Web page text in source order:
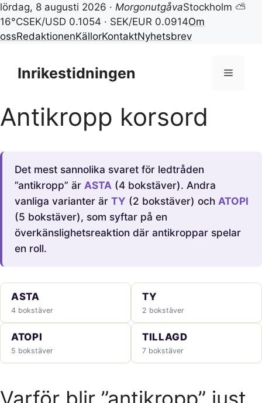
lördag, 8 augusti 2026 · MorgonutgåvaStockholm ⛅
16°CSEK/USD 0.1054 · SEK/EUR 0.0914Om
ossRedaktionenKällorKontaktNyhetsbrev
innehållInrikestidningen Meny
Antikropp korsord
Det mest sannolika svaret för ledtråden
”antikropp” är ASTA(4 bokstäver). Andra
vanliga varianter är TY (2 bokstäver) och ATOPI
(5 bokstäver), som syftar på en
överkänslighetsreaktion där antikroppar spelar
en roll.
ASTA
4 bokstäver
TY
2 bokstäver
ATOPI
5 bokstäver
TILLAGD
7 bokstäver